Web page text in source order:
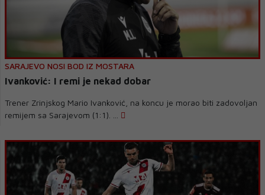
SARAJEVO NOSI BOD IZ MOSTARA
Ivanković: I remi je nekad dobar
Trener Zrinjskog Mario Ivanković, na koncu je morao biti zadovoljan
remijem sa Sarajevom (1:1). ...